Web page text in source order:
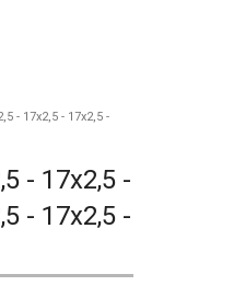
- 17x2,5 - 17x2,5 -
- 17x2,5 -
- 17x2,5 -